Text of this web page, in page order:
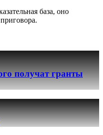
база, оно
получат гранты